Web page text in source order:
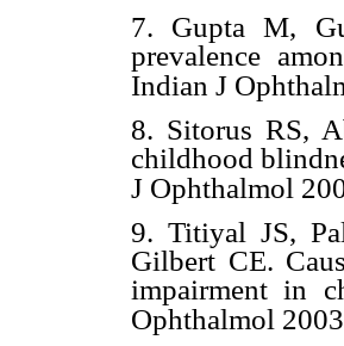
7. Gupta M,
prevalence
Indian J
8. Sitorus RS,
childhood
J Ophthalmol
9. Titiyal JS,
Gilbert CE.
impairment in
Ophthalmol